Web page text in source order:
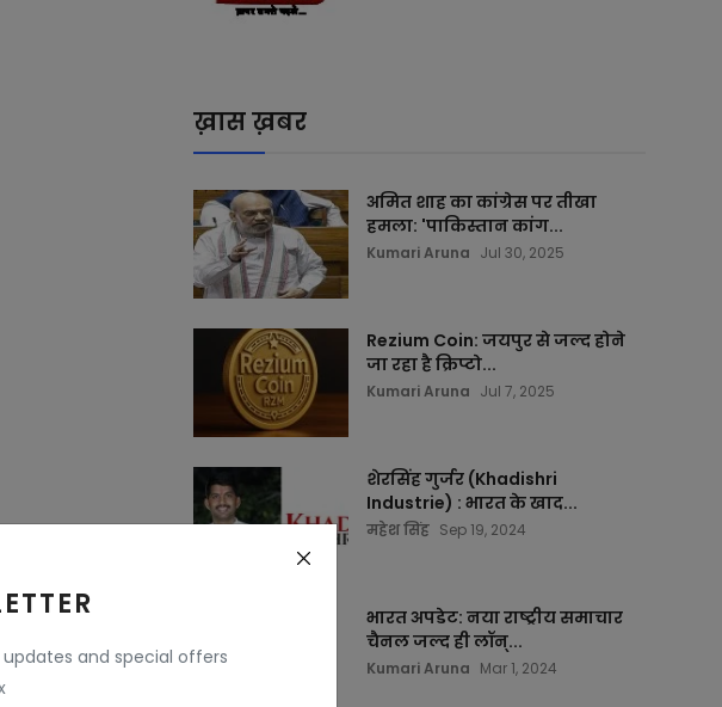
and special offers
परे वह लोगों
होता है।
ख़ास ख़बर
अमित शाह का कांग्रेस पर तीखा
हमला: 'पाकिस्तान कांग...
Kumari Aruna Jul 30, 2025
Rezium Coin: जयपुर से जल्द होने
जा रहा है क्रिप्टो...
Kumari Aruna Jul 7, 2025
शेरसिंह गुर्जर (Khadishri
Industrie) : भारत के खाद...
महेश सिंह Sep 19, 2024
भारत अपडेट: नया राष्ट्रीय समाचार
चैनल जल्द ही लॉन्...
Kumari Aruna Mar 1, 2024